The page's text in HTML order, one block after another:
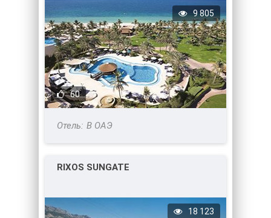
60
9 805
В ОАЭ
RIXOS SUNGATE
18 123